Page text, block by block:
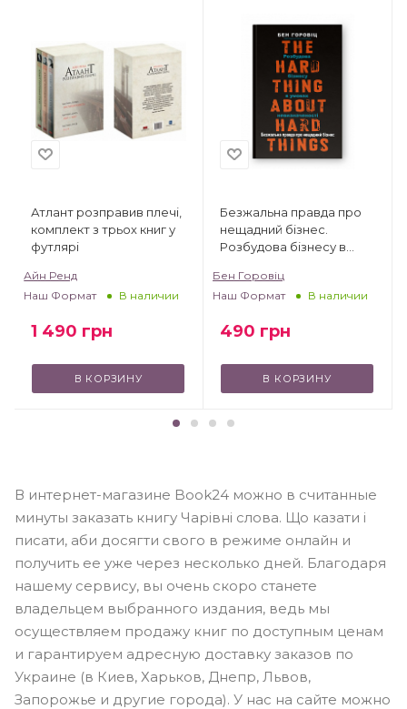
Атлант розправив плечі,
комплект з трьох книг у
футлярі
Айн Ренд
Наш Формат
В наличии
1 490 грн
В КОРЗИНУ
Безжальна правда про
нещадний бізнес.
Розбудова бізнесу в
Бен Горовіц
Наш Формат
В наличии
490 грн
В КОРЗИНУ
В интернет-магазине Book24 можно в считанные
минуты заказать книгу Чарівні слова. Що казати і
писати, аби досягти свого в режиме онлайн и
получить ее уже через несколько дней. Благодаря
нашему сервису, вы очень скоро станете
владельцем выбранного издания, ведь мы
осуществляем продажу книг по доступным ценам
и гарантируем адресную доставку заказов по
Украине (в Киев, Харьков, Днепр, Львов,
Запорожье и другие города). У нас на сайте можно